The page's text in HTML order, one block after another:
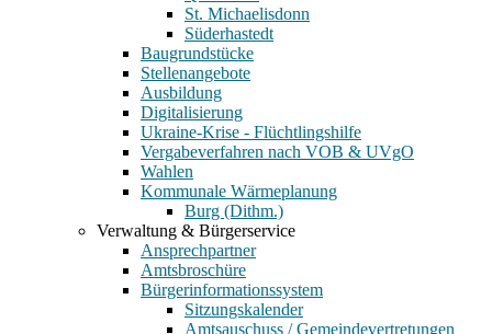
St. Michaelisdonn
Süderhastedt
Baugrundstücke
Stellenangebote
Ausbildung
Digitalisierung
Ukraine-Krise - Flüchtlingshilfe
Vergabeverfahren nach VOB & UVgO
Wahlen
Kommunale Wärmeplanung
Burg (Dithm.)
Verwaltung & Bürgerservice
Ansprechpartner
Amtsbroschüre
Bürgerinformationssystem
Sitzungskalender
Amtsauschuss / Gemeindevertretungen